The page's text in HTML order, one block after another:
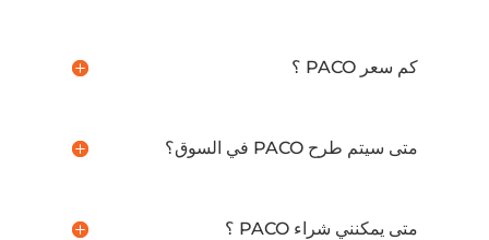
كم سعر PACO ؟
متى سيتم طرح PACO في السوق؟
متى يمكنني شراء PACO ؟